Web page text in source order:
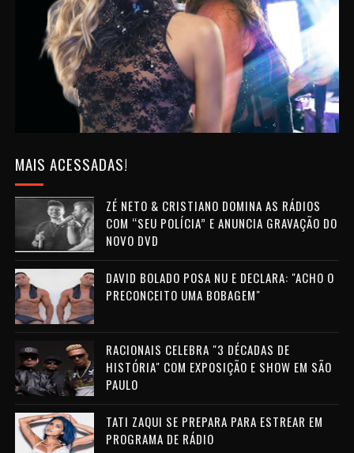
MAIS ACESSADAS!
ZÉ NETO & CRISTIANO DOMINA AS RÁDIOS
COM “SEU POLÍCIA” E ANUNCIA GRAVAÇÃO DO
NOVO DVD
DAVID BOLADO POSA NU E DECLARA: "ACHO O
PRECONCEITO UMA BOBAGEM"
RACIONAIS CELEBRA "3 DÉCADAS DE
HISTÓRIA" COM EXPOSIÇÃO E SHOW EM SÃO
PAULO
TATI ZAQUI SE PREPARA PARA ESTREAR EM
PROGRAMA DE RÁDIO